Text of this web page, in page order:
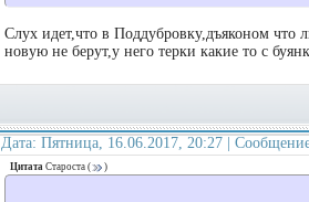
Слух идет,что в Поддубровку,дъяконом что
новую не берут,у него терки какие то с
Дата: Пятница, 16.06.2017, 20:27 |
Цитата Староста ( )